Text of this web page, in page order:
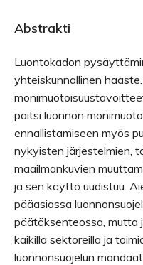
Abstrakti
Luontokadon
yhteiskunnallinen
paitsi luonnon
ennallistamiseen myös
nykyisten järjestelmien,
maailmankuvien
ja sen käyttö uudistuu.
pääasiassa
päätöksenteossa,
kaikilla sektoreilla ja
luonnonsuojelun